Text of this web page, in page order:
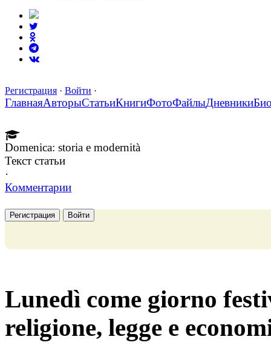
Регистрация · Войти ·
ГлавнаяАвторыСтатьиКнигиФотоФайлыДневники
Domenica: storia e modernità
Текст статьи
·
Комментарии
Регистрация Войти
Lunedì come giorno
religione, legge e